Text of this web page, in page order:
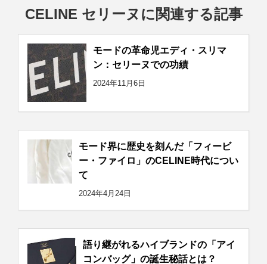
CELINE セリーヌに関連する記事
モードの革命児エディ・スリマ
ン：セリーヌでの功績
2024年11月6日
モード界に歴史を刻んだ「フィービ
ー・ファイロ」のCELINE時代につい
て
2024年4月24日
語り継がれるハイブランドの「アイ
コンバッグ」の誕生秘話とは？